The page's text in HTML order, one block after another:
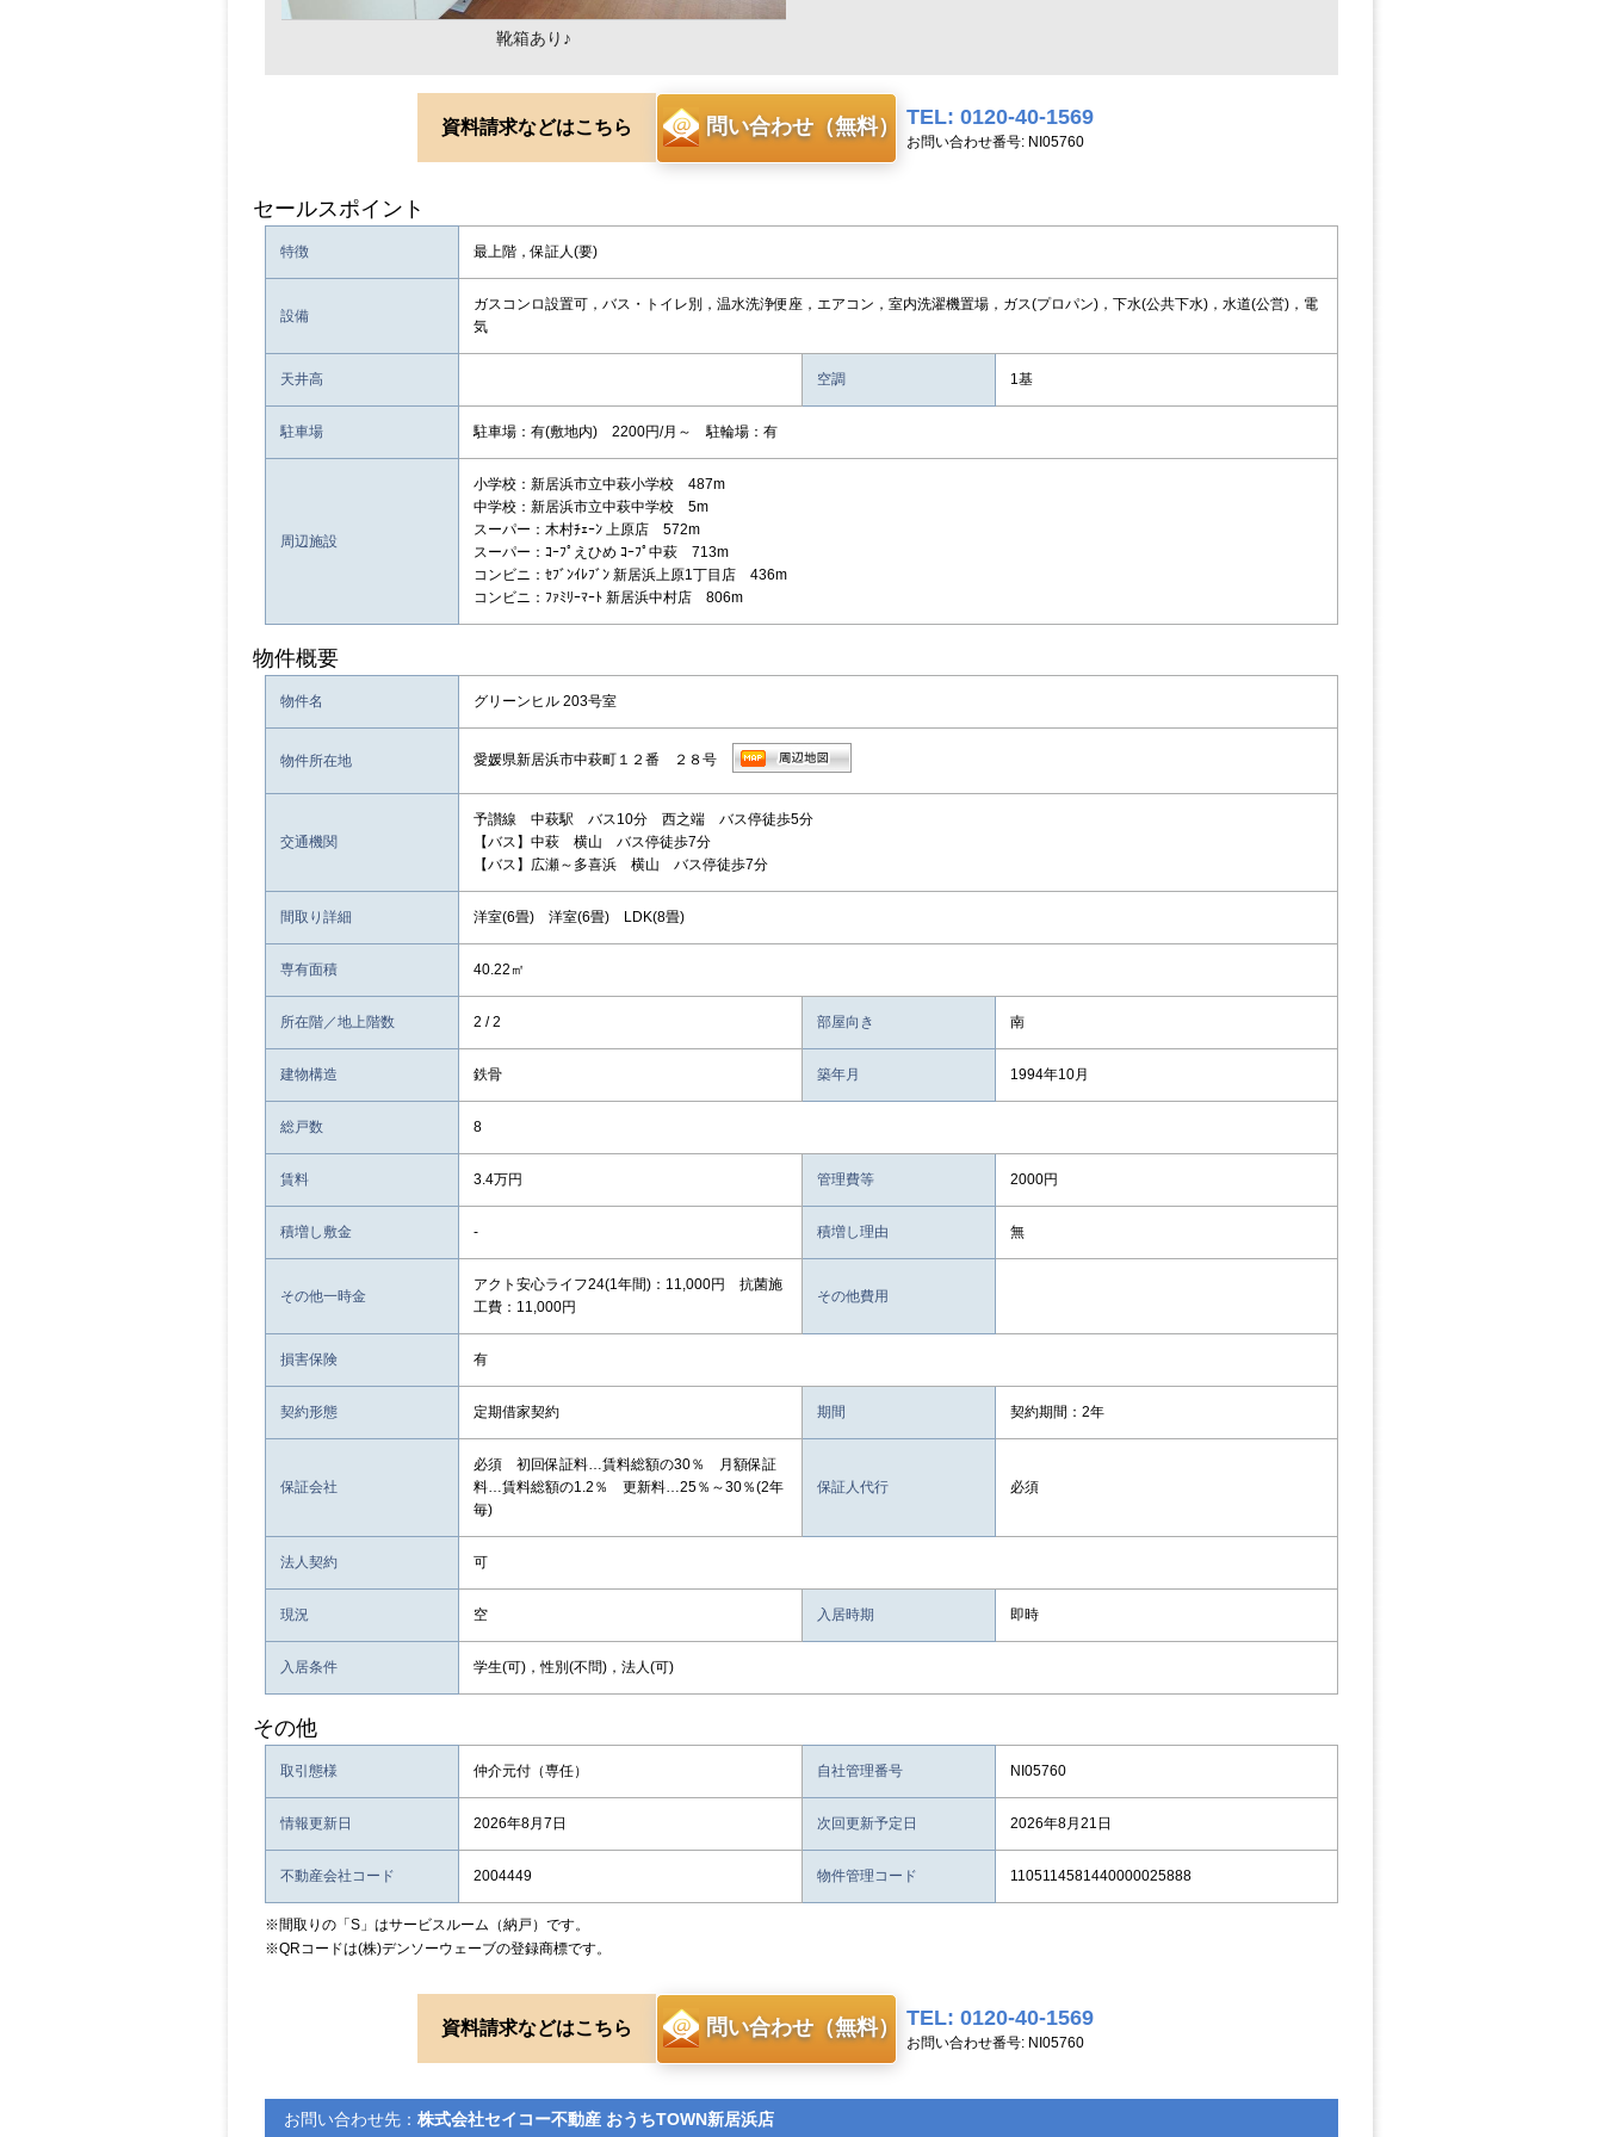
靴箱あり♪
資料請求などはこちら 問い合わせ（無料） TEL: 0120-40-1569
お問い合わせ番号: NI05760
セールスポイント
特徴 最上階，保証人(要)
設備
ガスコンロ設置可，バス・トイレ別，温水洗浄便座，エアコン，室内洗濯機置場，ガス(プロパン)，下水(公共下水)，水道(公営)，電
気
天井高 空調 1基
駐車場 駐車場：有(敷地内) 2200円/月～ 駐輪場：有
周辺施設
小学校：新居浜市立中萩小学校 487m
中学校：新居浜市立中萩中学校 5m
スーパー：木村ﾁｪｰﾝ 上原店 572m
スーパー：ｺｰﾌﾟえひめ ｺｰﾌﾟ中萩 713m
コンビニ：ｾﾌﾞﾝｲﾚﾌﾞﾝ 新居浜上原1丁目店 436m
コンビニ：ﾌｧﾐﾘｰﾏｰﾄ 新居浜中村店 806m
物件概要
物件名 グリーンヒル 203号室
物件所在地 愛媛県新居浜市中萩町１２番 ２８号
交通機関
予讃線 中萩駅 バス10分 西之端 バス停徒歩5分
【バス】中萩 横山 バス停徒歩7分
【バス】広瀬～多喜浜 横山 バス停徒歩7分
間取り詳細 洋室(6畳) 洋室(6畳) LDK(8畳)
専有面積 40.22㎡
所在階／地上階数 2 / 2 部屋向き 南
建物構造 鉄骨 築年月 1994年10月
総戸数 8
賃料 3.4万円 管理費等 2000円
積増し敷金 - 積増し理由 無
その他一時金
アクト安心ライフ24(1年間)：11,000円 抗菌施
工費：11,000円
その他費用
損害保険 有
契約形態 定期借家契約 期間 契約期間：2年
保証会社
必須 初回保証料…賃料総額の30％ 月額保証
料…賃料総額の1.2％ 更新料…25％～30％(2年
毎)
保証人代行 必須
法人契約 可
現況 空 入居時期 即時
入居条件 学生(可)，性別(不問)，法人(可)
その他
取引態様 仲介元付（専任） 自社管理番号 NI05760
情報更新日 2026年8月7日 次回更新予定日 2026年8月21日
不動産会社コード 2004449 物件管理コード 1105114581440000025888
※間取りの「S」はサービスルーム（納戸）です。
※QRコードは(株)デンソーウェーブの登録商標です。
資料請求などはこちら 問い合わせ（無料） TEL: 0120-40-1569
お問い合わせ番号: NI05760
お問い合わせ先： 株式会社セイコー不動産 おうちTOWN新居浜店